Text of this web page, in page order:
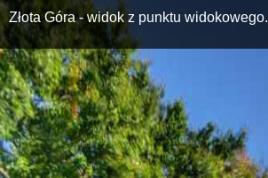
Złota Góra - widok z punktu widokowego.